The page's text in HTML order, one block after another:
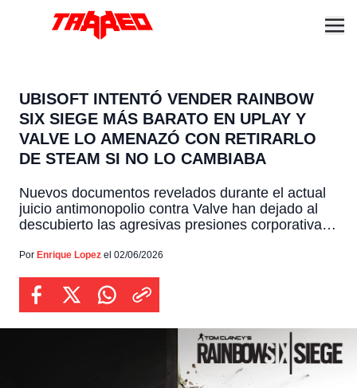
UBISOFT INTENTÓ VENDER RAINBOW
SIX SIEGE MÁS BARATO EN UPLAY Y
VALVE LO AMENAZÓ CON RETIRARLO
DE STEAM SI NO LO CAMBIABA
Nuevos documentos revelados durante el actual
juicio antimonopolio contra Valve han dejado al
descubierto las agresivas presiones corporativas
para controlar los precios del mercado de PC.
la plataforma amenazó con retirar de su tienda
exitosos juegos de estudios como Ubisoft y […]
Por Enrique Lopez el 02/06/2026